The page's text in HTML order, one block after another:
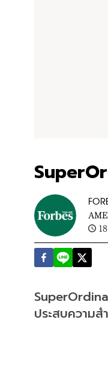
ประสบความส